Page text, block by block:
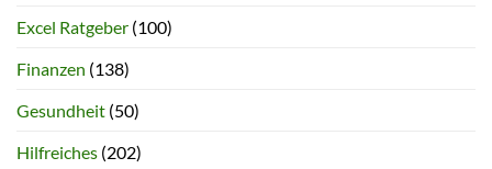
Excel Ratgeber (100)
Finanzen (138)
Gesundheit (50)
Hilfreiches (202)